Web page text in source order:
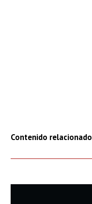
Contenido relacionado